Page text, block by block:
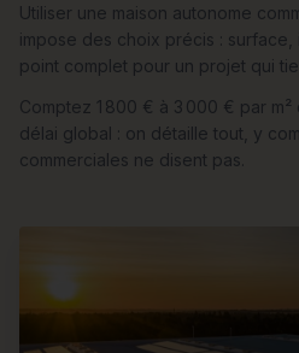
Utiliser une maison autonome
impose des choix précis : surface,
point complet pour un projet qui
Comptez 1 800 € à 3 000 € par
délai global : on détaille tout, y
commerciales ne disent pas.